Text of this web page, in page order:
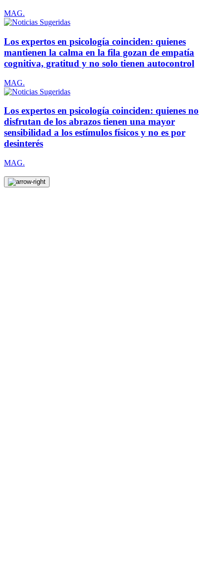
MAG.
Los expertos en psicología coinciden: quienes
mantienen la calma en la fila gozan de empatía
cognitiva, gratitud y no solo tienen autocontrol
MAG.
Los expertos en psicología coinciden: quienes no
disfrutan de los abrazos tienen una mayor
sensibilidad a los estímulos físicos y no es por
desinterés
MAG.